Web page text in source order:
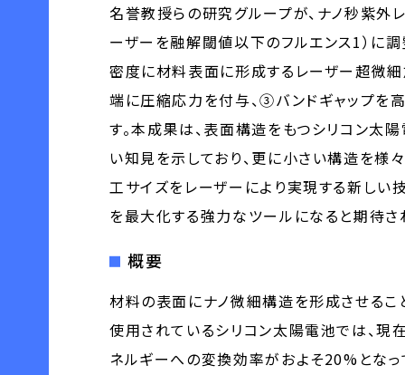
名誉教授らの研究グループが、ナノ秒紫
ーザーを融解閾値以下のフルエンス1）に
密度に材料表面に形成するレーザー超微
端に圧縮応力を付与、③バンドギャップを
す。本成果は、表面構造をもつシリコン太
い知見を示しており、更に小さい構造を
工サイズをレーザーにより実現する新し
を最大化する強力なツールになると期待さ
概要
材料の表面にナノ微細構造を形成させる
使用されているシリコン太陽電池では、現
ネルギーへの変換効率がおよそ20%とな